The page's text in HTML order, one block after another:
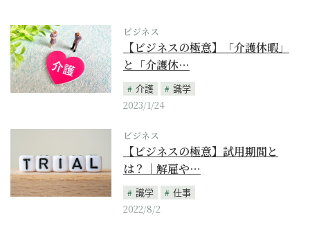
ビジネス
【ビジネスの極意】「介護休暇」
と「介護休…
介護
識学
2023/1/24
ビジネス
【ビジネスの極意】試用期間と
は？｜解雇や…
識学
仕事
2022/8/2